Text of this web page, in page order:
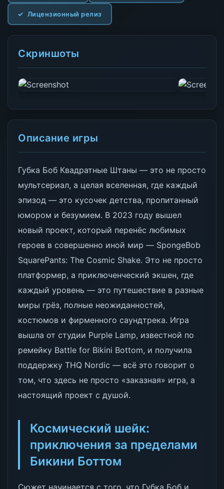
Лицензионный релиз
Скриншоты
Описание игры
Губка Боб Квадратные Штаны — это не просто
мультсериал, а целая вселенная, где каждый
эпизод — это кусочек детства, пропитанный
юмором и безумием. В 2023 году вышел
новый проект, который перенёс любимых
героев в совершенно иной мир — SpongeBob
SquarePants: The Cosmic Shake. Это не просто
платформер, а приключенческий экшен, где
каждый уровень — это путешествие в разные
миры грёз, полные неожиданностей,
костюмов и фирменного саундтрека. Игра
вышла от студии Purple Lamp, известной по
ремейку Battle for Bikini Bottom, и получила
поддержку THQ Nordic — всё это говорит о
том, что здесь не просто «заказная» игра, а
настоящий проект с душой.
Космический шейк:
приключения за пределами
Бикини Боттом
Сюжет начинается с того, что Губка Боб и